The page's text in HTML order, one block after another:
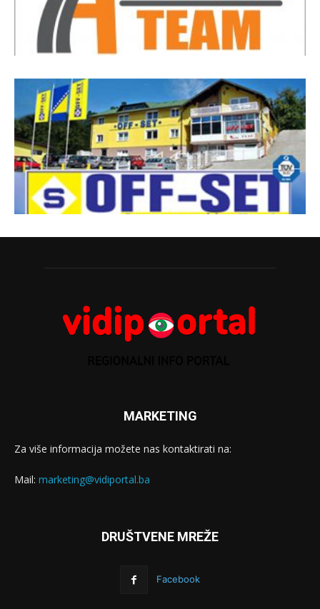
MARKETING
Za više informacija možete nas kontaktirati na:
Mail: marketing@vidiportal.ba
DRUŠTVENE MREŽE
Facebook